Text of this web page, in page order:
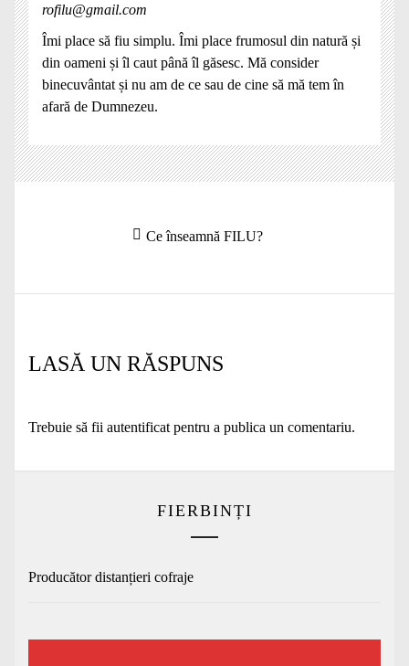
rofilu@gmail.com
Îmi place să fiu simplu. Îmi place frumosul din natură și
din oameni și îl caut până îl găsesc. Mă consider
binecuvântat și nu am de ce sau de cine să mă tem în
afară de Dumnezeu.
Articolul
Ce înseamnă FILU?
LASĂ UN RĂSPUNS
Trebuie să fii autentificat pentru a publica un comentariu.
FIERBINȚI
Producător distanțieri cofraje